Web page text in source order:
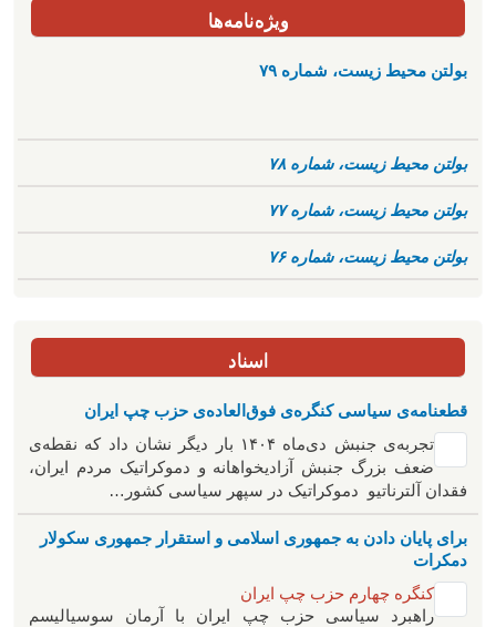
ویژه‌نامه‌ها
بولتن محیط زیست، شماره ۷۹
بولتن محیط زیست، شماره ۷۸
بولتن محیط زیست، شماره ۷۷
بولتن محیط زیست، شماره ۷۶
اسناد
قطعنامه‌ی سیاسی کنگره‌ی فوق‌العاده‌ی حزب چپ ایران
تجربه‌ی جنبش دی‌ماه ۱۴۰۴ بار دیگر نشان داد که نقطه‌ی
ضعف بزرگ جنبش آزادیخواهانه و دموکراتیک مردم ایران،
فقدان آلترناتیو دموکراتیک در سپهر سیاسی کشور…
برای پایان دادن به جمهوری اسلامی و استقرار جمهوری سکولار
دمکرات
کنگره چهارم حزب چپ ایران
راهبرد سياسی حزب چپ ایران با آرمان سوسیالیسم